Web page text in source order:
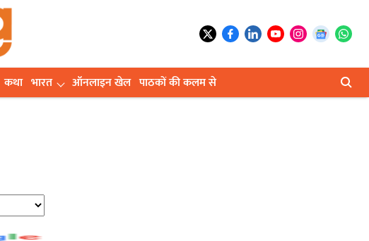
कथा भारत ऑनलाइन खेल पाठकों की कलम से